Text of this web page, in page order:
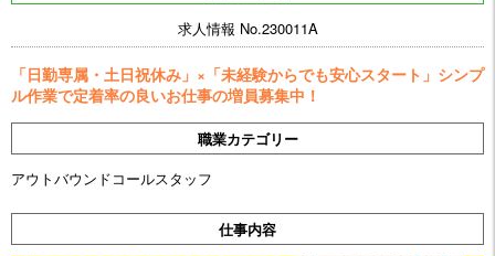
求人情報 No.230011A
「日勤専属・土日祝休み」×「未経験からでも安心スタート」シンプ
ル作業で定着率の良いお仕事の増員募集中！
職業カテゴリー
アウトバウンドコールスタッフ
仕事内容